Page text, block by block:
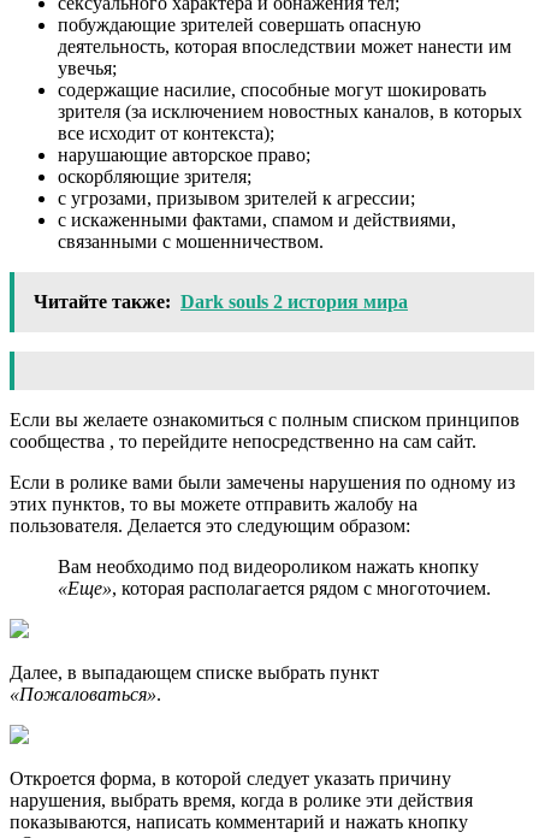
побуждающие зрителей совершать опасную
деятельность, которая впоследствии может нанести им
увечья;
содержащие насилие, способные могут шокировать
зрителя (за исключением новостных каналов, в которых
все исходит от контекста);
нарушающие авторское право;
оскорбляющие зрителя;
с угрозами, призывом зрителей к агрессии;
с искаженными фактами, спамом и действиями,
связанными с мошенничеством.
Читайте также: Dark souls 2 история мира
Если вы желаете ознакомиться с полным списком принципов
сообщества , то перейдите непосредственно на сам сайт.
Если в ролике вами были замечены нарушения по одному из
этих пунктов, то вы можете отправить жалобу на
пользователя. Делается это следующим образом:
Вам необходимо под видеороликом нажать кнопку
«Еще», которая располагается рядом с многоточием.
Далее, в выпадающем списке выбрать пункт
«Пожаловаться».
Откроется форма, в которой следует указать причину
нарушения, выбрать время, когда в ролике эти действия
показываются, написать комментарий и нажать кнопку